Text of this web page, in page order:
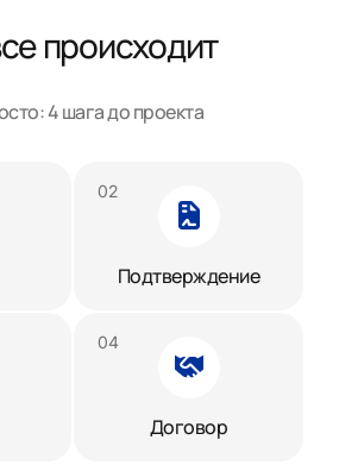
происходит
4 шага до проекта
Подтверждение
Договор